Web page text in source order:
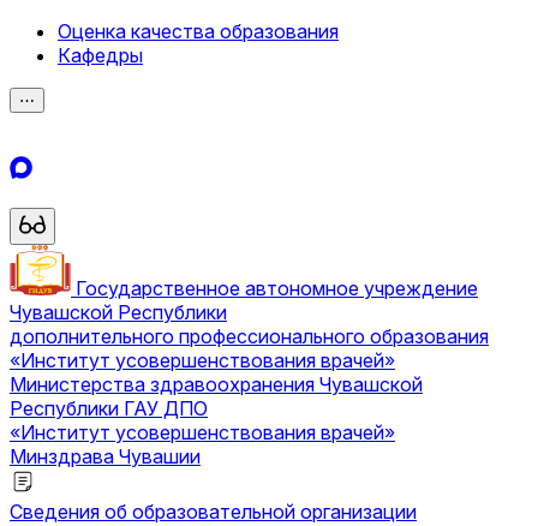
Оценка качества образования
Кафедры
⋯
Государственное автономное учреждение
Чувашской Республики
дополнительного профессионального образования
«Институт усовершенствования врачей»
Министерства здравоохранения Чувашской
Республики ГАУ ДПО
«Институт усовершенствования врачей»
Минздрава Чувашии
Сведения об образовательной организации